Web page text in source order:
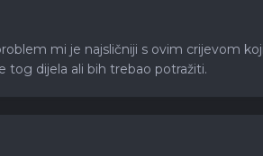
mi je najsličniji s ovim crijevom
dijela ali bih trebao potražiti.